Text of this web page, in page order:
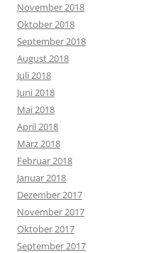
November 2018
Oktober 2018
September 2018
August 2018
Juli 2018
Juni 2018
Mai 2018
April 2018
März 2018
Februar 2018
Januar 2018
Dezember 2017
November 2017
Oktober 2017
September 2017